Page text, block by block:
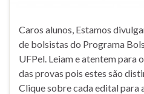
Caros alunos, Estamos
de bolsistas do Programa
UFPel. Leiam e atentem para
das provas pois estes são
Clique sobre cada edital